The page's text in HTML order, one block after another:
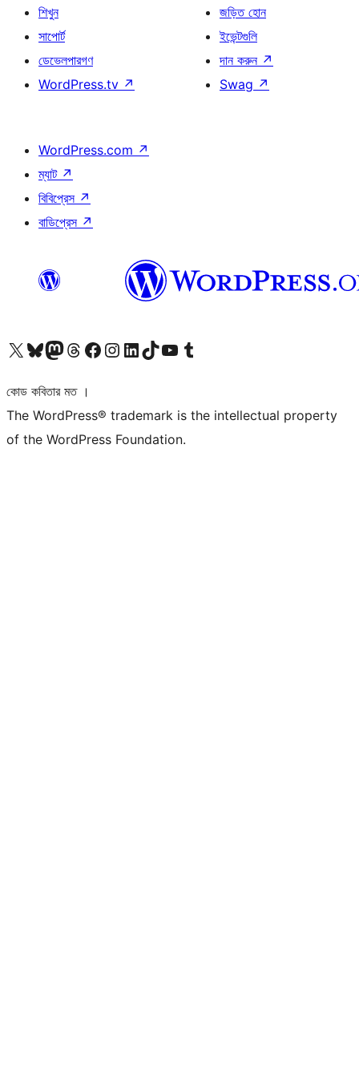
শিখুন
সাপোর্ট
ডেভেলপারগণ
WordPress.tv ↗
জড়িত হোন
ইভেন্টগুলি
দান করুন ↗
Swag ↗
WordPress.com ↗
ম্যাট ↗
বিবিপ্রেস ↗
বাডিপ্রেস ↗
আমাদের X (আগের টুইটার) অ্যাকাউন্টে যানআমাদের Bluesky অ্যাকাউন্টটি দেখুনআমাদের মাস্টোডন অ্যাকাউন্টটি দেখুনআমাদের থ্রেডস অ্যাকাউন্টটি দেখুনআমাদের ফেসবুক পেজ দেখুনআমাদের ইন্সটাগ্রাম অ্যাকাউন্ট দেখুনআমাদের লিঙ্কডইন অ্যাকাউন্টে যানআমাদের TikTok অ্যাকাউন্টটি দেখুনআমাদের ইউটিউব চ্যানেলে যান আমাদের টাম্বলার অ্যাকাউন্ট দেখুন
কোড কবিতার মত ।
The WordPress® trademark is the intellectual property
of the WordPress Foundation.